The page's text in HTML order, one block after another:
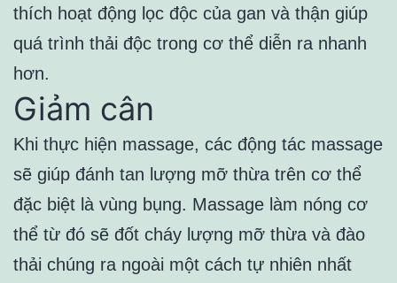
thích hoạt động lọc độc của gan và thận giúp
quá trình thải độc trong cơ thể diễn ra nhanh
hơn.
Giảm cân
Khi thực hiện massage, các động tác massage
sẽ giúp đánh tan lượng mỡ thừa trên cơ thể
đặc biệt là vùng bụng. Massage làm nóng cơ
thể từ đó sẽ đốt cháy lượng mỡ thừa và đào
thải chúng ra ngoài một cách tự nhiên nhất